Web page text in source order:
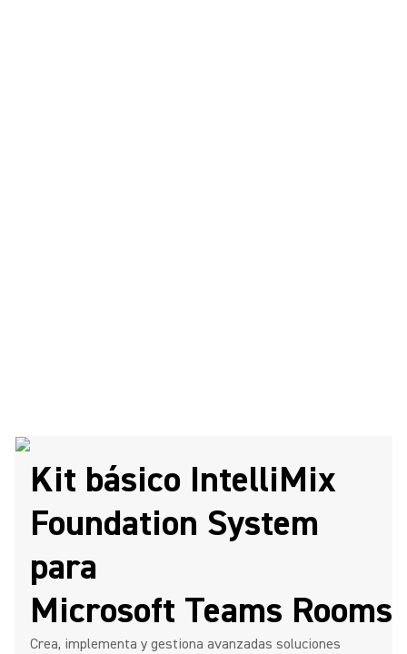
Kit básico IntelliMix
Foundation System
para
Microsoft Teams Rooms
Crea, implementa y gestiona avanzadas soluciones